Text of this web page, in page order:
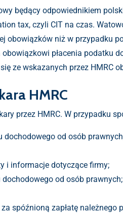
będący odpowiednikiem
tax, czyli CIT na czas.
niż w przypadku
płacenia podatku
ze wskazanych przez HMRC
HMRC
przez HMRC. W przypadku
dochodowego od osób
i informacje dotyczące firmy;
od osób prawnych;
spóźnioną zapłatę należnego